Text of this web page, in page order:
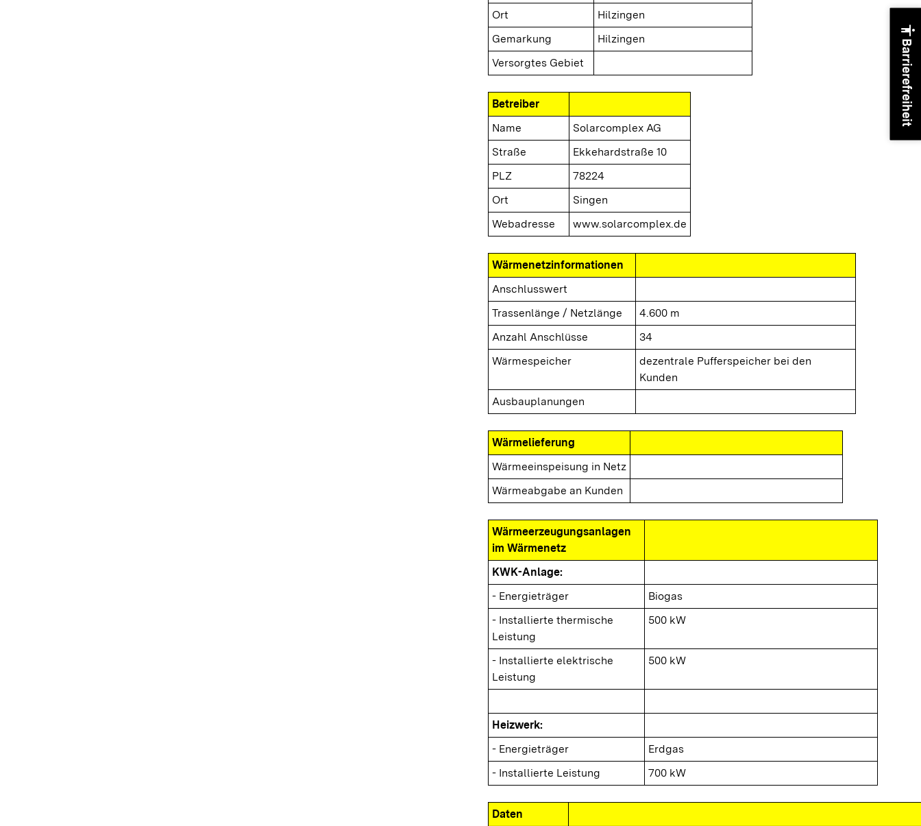
Ort
Hilzingen
Gemarkung
Hilzingen
Versorgtes Gebiet
Betreiber
Name
Solarcomplex AG
Straße
Ekkehardstraße 10
PLZ
78224
Ort
Singen
Webadresse
www.solarcomplex.de
Wärmenetzinformationen
Anschlusswert
Trassenlänge / Netzlänge
4.600 m
Anzahl Anschlüsse
34
Wärmespeicher
dezentrale Pufferspeicher bei den
Kunden
Ausbauplanungen
Wärmelieferung
Wärmeeinspeisung in Netz
Wärmeabgabe an Kunden
Wärmeerzeugungsanlagen
im Wärmenetz
KWK-Anlage:
- Energieträger
Biogas
- Installierte thermische
Leistung
500 kW
- Installierte elektrische
Leistung
500 kW
Heizwerk:
- Energieträger
Erdgas
- Installierte Leistung
700 kW
Daten
accessibility
Barrierefreiheit